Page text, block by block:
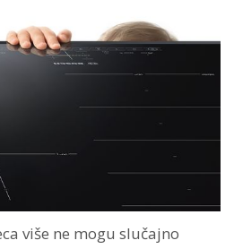
više ne mogu slučajno